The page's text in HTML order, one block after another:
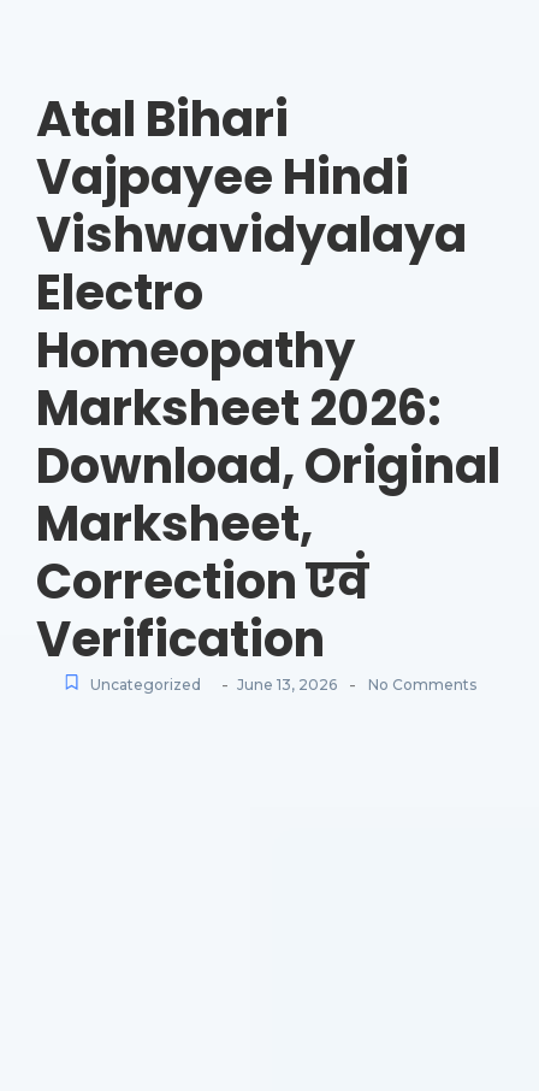
Atal Bihari
Vajpayee Hindi
Vishwavidyalaya
Electro
Homeopathy
Marksheet 2026:
Download, Original
Marksheet,
Correction एवं
Verification
Uncategorized - June 13, 2026 - No Comments